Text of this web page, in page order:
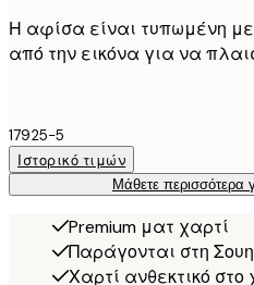
Η αφίσα είναι τυπωμένη
από την εικόνα για να
17925-5
Ιστορικό τιμών
Μάθετε περισσότερα
Premium ματ χαρτί
Παράγονται στη
Χαρτί ανθεκτικό στο